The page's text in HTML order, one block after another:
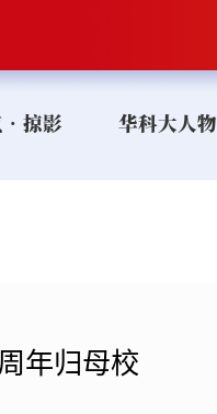
掠影 华科大人物
年归母校